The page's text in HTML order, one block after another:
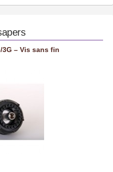
3G – Vis sans fin